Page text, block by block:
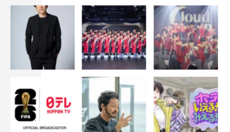
和泉芳怜
OCHA NORMA
僕が見たかった青空
中村麗乃
横須賀京香
※QRコードは株式会社デンソーウェーブの登録商標で